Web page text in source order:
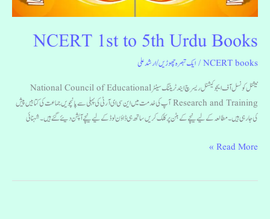
NCERT 1st to 5th Urdu Books
NCERT books
/ایک تبصرہ چھوڑیں/ارشد علی
نیشنل کونسل آف ایجوکیشنل ریسرچ ایند ٹریننگ سینٹر National Council of Educational
Research and Training آپ کی خدمت میں این سی ای آر ٹی کی پہلی سے پانچویں جماعت کی کتابیں پیش
کی جارہی ہیں۔مطالعہ کے لیے نیچے کے بٹن پر کلک کریں ساتھ ہی ڈاؤن لوڈ کے لیے نیچے آپشن دیئے گئے ہیں۔ شہنائی
Read More »